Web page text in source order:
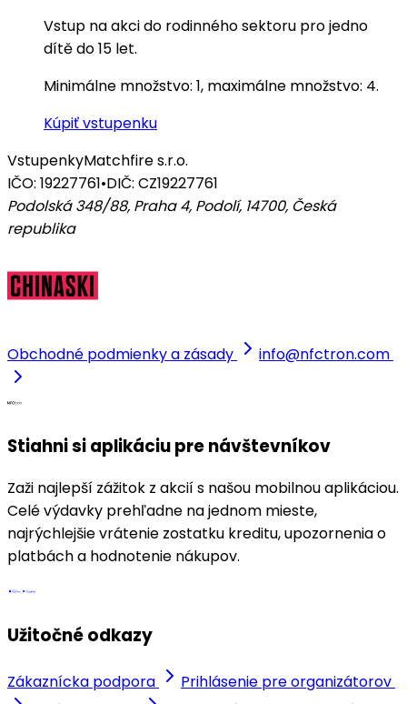
Vstup na akci do rodinného sektoru pro jedno
dítě do 15 let.
Minimálne množstvo: 1, maximálne množstvo: 4.
Kúpiť vstupenku
VstupenkyMatchfire s.r.o.
IČO: 19227761•DIČ: CZ19227761
Podolská 348/88, Praha 4, Podolí, 14700, Česká
republika
Obchodné podmienky a zásady info@nfctron.com
Stiahni si aplikáciu pre návštevníkov
Zaži najlepší zážitok z akcií s našou mobilnou aplikáciou.
Celé výdavky prehľadne na jednom mieste,
najrýchlejšie vrátenie zostatku kreditu, upozornenia o
platbách a hodnotenie nákupov.
Užitočné odkazy
Zákaznícka podpora
Prihlásenie pre organizátorov